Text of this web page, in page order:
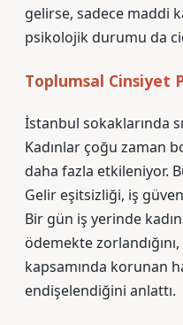
gelirse, sadece maddi
psikolojik durumu da
Toplumsal Cinsiyet
İstanbul sokaklarında
Kadınlar çoğu zaman
daha fazla etkileniyor.
Gelir eşitsizliği, iş
Bir gün iş yerinde
ödemekte
kapsamında korunan
endişelendiğini anlattı.